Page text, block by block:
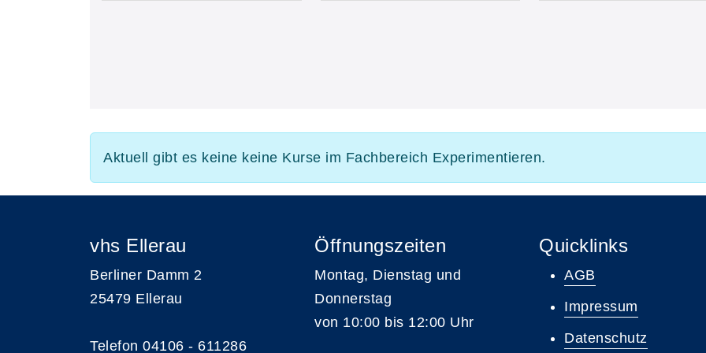
Aktuell gibt es keine keine Kurse im Fachbereich Experimentieren.
vhs Ellerau
Berliner Damm 2
25479 Ellerau
Telefon 04106 - 611286
Öffnungszeiten
Montag, Dienstag und
Donnerstag
von 10:00 bis 12:00 Uhr
Quicklinks
AGB
Impressum
Datenschutz